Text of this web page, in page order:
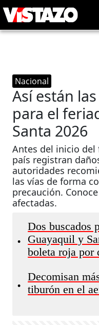
Nacional
Así están
para el
Santa 2026
Antes del inicio del
país registran
autoridades
las vías de forma
precaución.
afectadas.
•
Dos buscados
Guayaquil y
boleta roja por
•
Decomisan
tiburón en el